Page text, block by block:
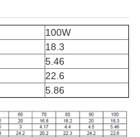
100W
18.3
5.46
22.6
5.86